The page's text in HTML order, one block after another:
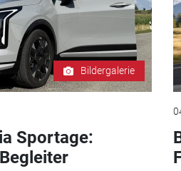
Bildergalerie
Sportage: